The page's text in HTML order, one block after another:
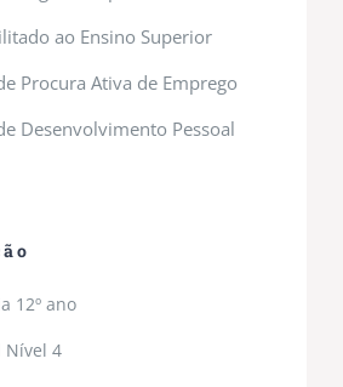
ao Ensino Superior
Procura Ativa de Emprego
Desenvolvimento Pessoal
12º ano
Nível 4